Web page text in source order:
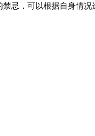
忌，可以根据自身情